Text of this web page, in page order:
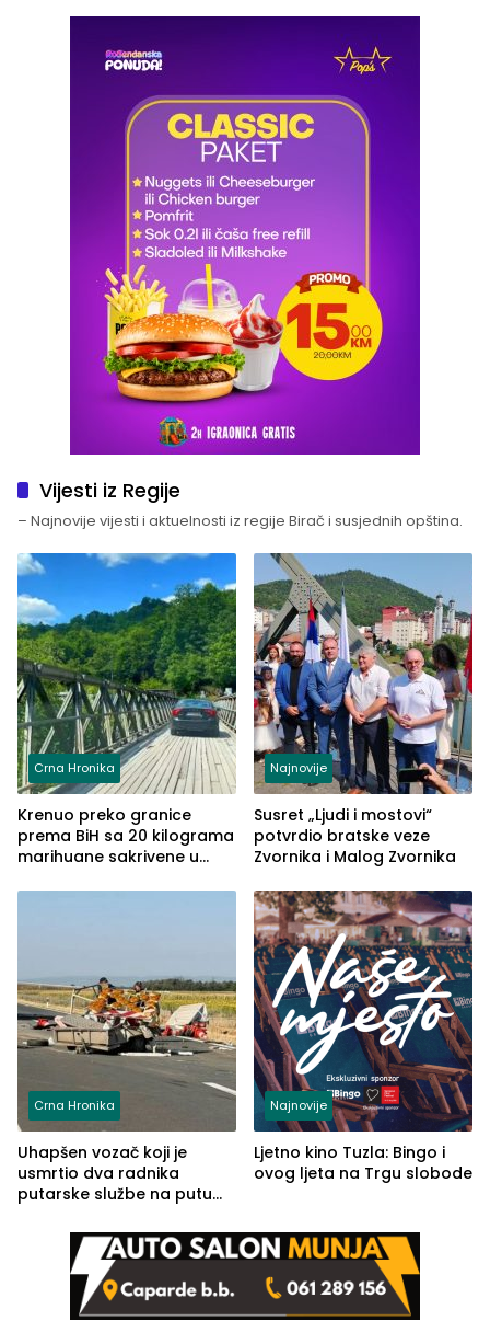
Vijesti iz Regije
– Najnovije vijesti i aktuelnosti iz regije Birač i susjednih opština.
Crna Hronika
Krenuo preko granice
prema BiH sa 20 kilograma
marihuane sakrivene u
Najnovije
Susret „Ljudi i mostovi“
potvrdio bratske veze
Zvornika i Malog Zvornika
Crna Hronika
Uhapšen vozač koji je
usmrtio dva radnika
putarske službe na putu
(FOTO)
Najnovije
Ljetno kino Tuzla: Bingo i
ovog ljeta na Trgu slobode